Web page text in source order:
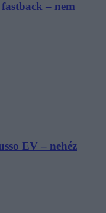
– nem
EV – nehéz